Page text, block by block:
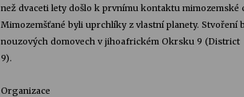
než dvaceti lety došlo k prvnímu kontaktu mimozemské
Mimozemšťané byli uprchlíky z vlastní planety. Stvoření
nouzových domovech v jihoafrickém Okrsku 9 (District
9).
Organizace